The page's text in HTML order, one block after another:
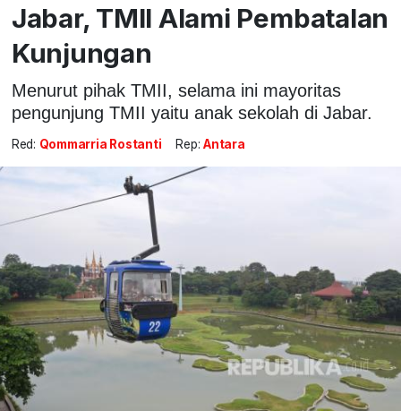
Jabar, TMII Alami Pembatalan
Kunjungan
Menurut pihak TMII, selama ini mayoritas
pengunjung TMII yaitu anak sekolah di Jabar.
Red: Qommarria Rostanti Rep: Antara